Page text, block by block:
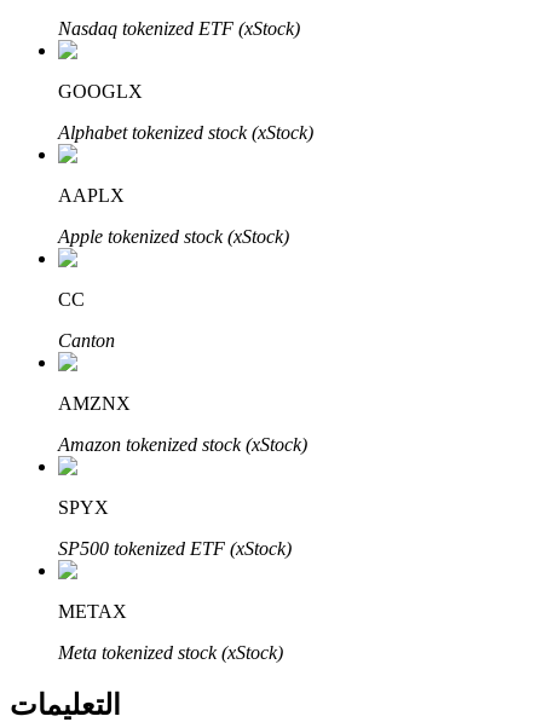
Bitrue
شركاء بيترو
شركاء Bitrue
تصل العمولات إلى 65٪!
Nasdaq tokenized ETF (xStock)
GOOGLX
Alphabet tokenized stock (xStock)
AAPLX
Apple tokenized stock (xStock)
CC
Canton
AMZNX
Amazon tokenized stock (xStock)
SPYX
SP500 tokenized ETF (xStock)
METAX
Meta tokenized stock (xStock)
التعليمات